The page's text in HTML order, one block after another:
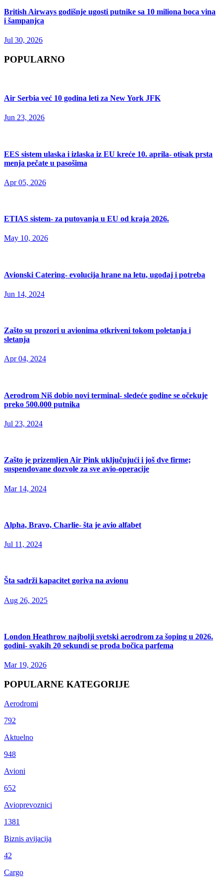
British Airways godišnje ugosti putnike sa 10 miliona boca vina
i šampanjca
Jul 30, 2026
POPULARNO
Air Serbia već 10 godina leti za New York JFK
Jun 23, 2026
EES sistem ulaska i izlaska iz EU kreće 10. aprila- otisak prsta
menja pečate u pasošima
Apr 05, 2026
ETIAS sistem- za putovanja u EU od kraja 2026.
May 10, 2026
Avionski Catering- evolucija hrane na letu, ugođaj i potreba
Jun 14, 2024
Zašto su prozori u avionima otkriveni tokom poletanja i
sletanja
Apr 04, 2024
Aerodrom Niš dobio novi terminal- sledeće godine se očekuje
preko 500.000 putnika
Jul 23, 2024
Zašto je prizemljen Air Pink uključujući i još dve firme;
suspendovane dozvole za sve avio-operacije
Mar 14, 2024
Alpha, Bravo, Charlie- šta je avio alfabet
Jul 11, 2024
Šta sadrži kapacitet goriva na avionu
Aug 26, 2025
London Heathrow najbolji svetski aerodrom za šoping u 2026.
godini- svakih 20 sekundi se proda bočica parfema
Mar 19, 2026
POPULARNE KATEGORIJE
Aerodromi
792
Aktuelno
948
Avioni
652
Avioprevoznici
1381
Biznis avijacija
42
Cargo